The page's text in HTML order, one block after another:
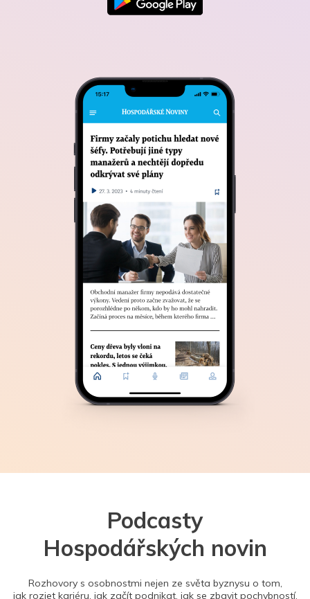
Podcasty
Hospodářských novin
Rozhovory s osobnostmi nejen ze světa byznysu o tom,
jak rozjet kariéru, jak začít podnikat, jak se zbavit pochybností.